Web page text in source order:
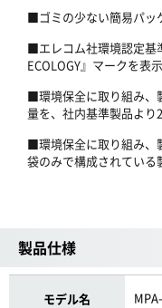
■ゴミの少ない簡易パッ
■エレコム社環境認定基
ECOLOGY』マークを表
■環境保全に取り組み、
量を、社内基準製品より
■環境保全に取り組み、
袋のみで構成されている
製品仕様
モデル名